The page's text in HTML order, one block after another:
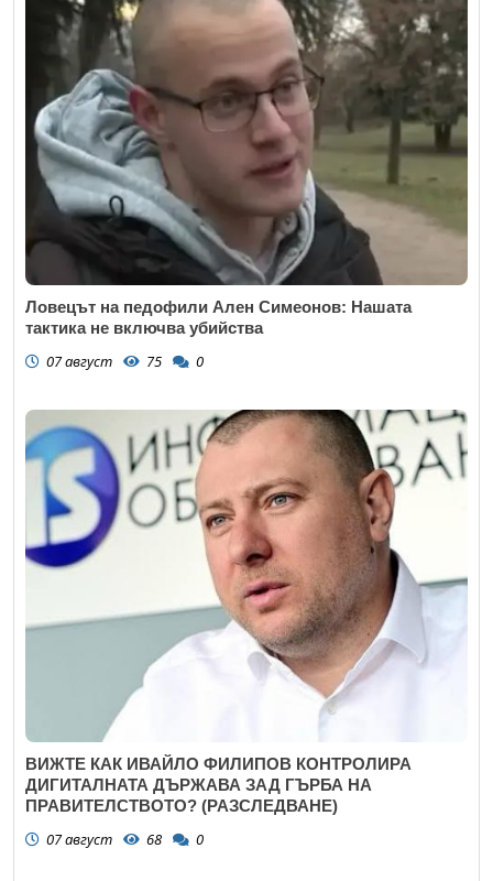
Ловецът на педофили Ален Симеонов: Нашата
тактика не включва убийства
07 август 75 0
ВИЖТЕ КАК ИВАЙЛО ФИЛИПОВ КОНТРОЛИРА
ДИГИТАЛНАТА ДЪРЖАВА ЗАД ГЪРБА НА
ПРАВИТЕЛСТВОТО? (РАЗСЛЕДВАНЕ)
07 август 68 0